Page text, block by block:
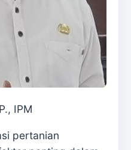
IPM
pertanian